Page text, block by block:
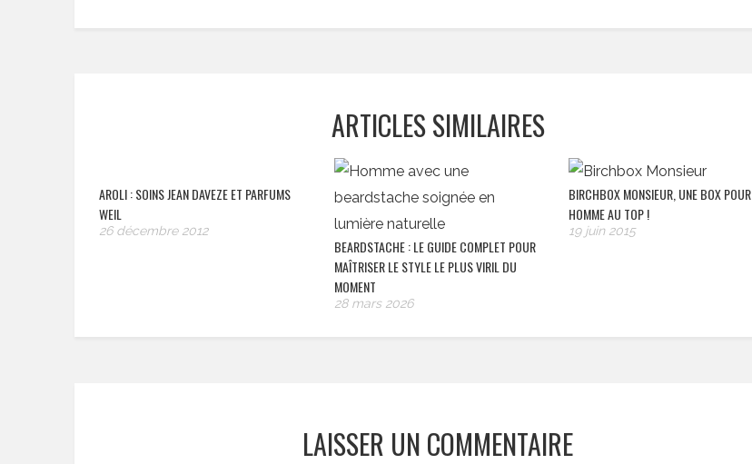
ARTICLES SIMILAIRES
AROLI : SOINS JEAN DAVEZE ET PARFUMS
WEIL
26 décembre 2012
BEARDSTACHE : LE GUIDE COMPLET POUR
MAÎTRISER LE STYLE LE PLUS VIRIL DU
MOMENT
28 mars 2026
BIRCHBOX MONSIEUR, UNE BOX POUR
HOMME AU TOP !
19 juin 2015
LAISSER UN COMMENTAIRE